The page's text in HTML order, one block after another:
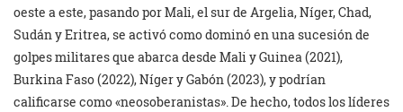
oeste a este, pasando por Mali, el sur de Argelia, Níger, Chad,
Sudán y Eritrea, se activó como dominó en una sucesión de
golpes militares que abarca desde Mali y Guinea (2021),
Burkina Faso (2022), Níger y Gabón (2023), y podrían
calificarse como «neosoberanistas». De hecho, todos los líderes